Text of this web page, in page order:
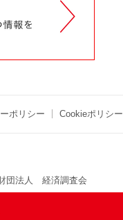
ポリシー Cookieポリシー
団法人 経済調査会